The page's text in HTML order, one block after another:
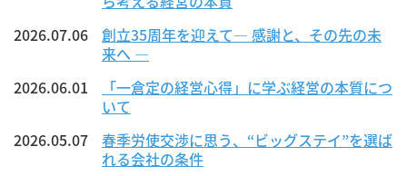
2026.07.06
創立35周年を迎えて― 感謝と、その先の未
来へ ―
2026.06.01
「一倉定の経営心得」に学ぶ経営の本質につ
いて
2026.05.07
春季労使交渉に思う、“ビッグステイ”を選ば
れる会社の条件